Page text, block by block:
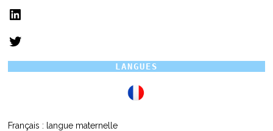
LANGUES
Français : langue maternelle